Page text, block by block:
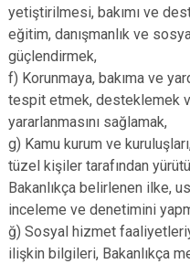
yetiştirilmesi, bakımı ve
eğitim, danışmanlık ve
güçlendirmek,
f) Korunmaya, bakıma ve
tespit etmek, desteklemek
yararlanmasını sağlamak,
g) Kamu kurum ve
tüzel kişiler tarafından
Bakanlıkça belirlenen ilke,
inceleme ve denetimini
ğ) Sosyal hizmet
ilişkin bilgileri, Bakanlıkça